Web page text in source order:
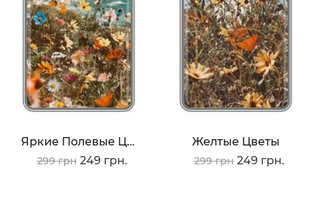
Яркие Полевые Цветы
299 грн 249 грн.
Желтые Цветы
299 грн 249 грн.